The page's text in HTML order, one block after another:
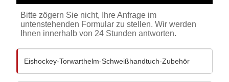
Bitte zögern Sie nicht, Ihre Anfrage im
untenstehenden Formular zu stellen. Wir werden
Ihnen innerhalb von 24 Stunden antworten.